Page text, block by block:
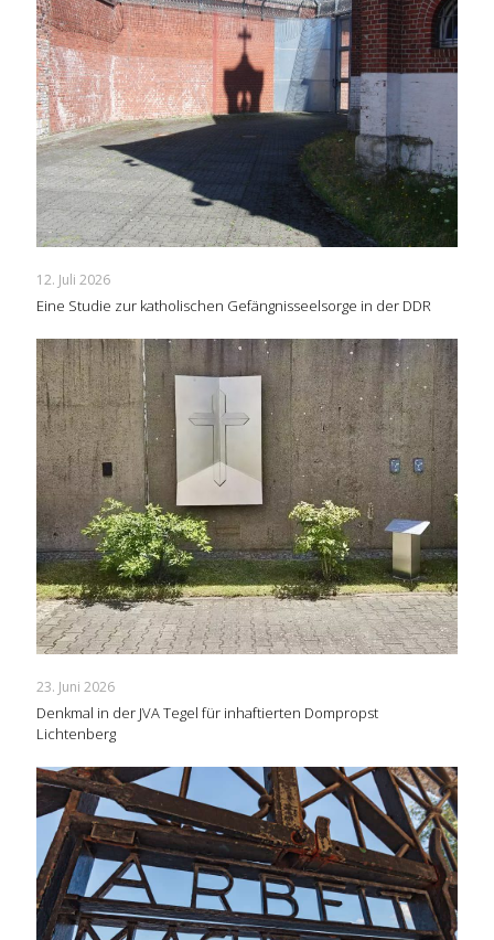
12. Juli 2026
Eine Studie zur katholischen Gefängnisseelsorge in der DDR
23. Juni 2026
Denkmal in der JVA Tegel für inhaftierten Dompropst
Lichtenberg